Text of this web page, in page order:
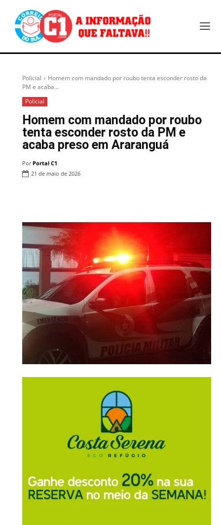
Policial
Homem com mandado por roubo tenta esconder rosto da
PM e acaba...
Policial
Homem com mandado por roubo
tenta esconder rosto da PM e
acaba preso em Araranguá
Por Portal C1
21 de maio de 2026